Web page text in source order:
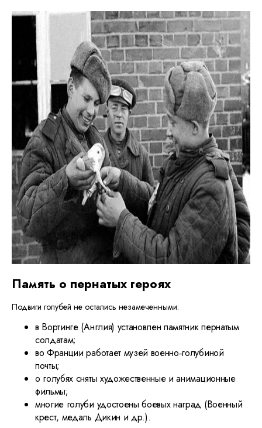
Память о пернатых героях
Подвиги голубей не остались незамеченными:
в Вортинге (Англия) установлен памятник пернатым
солдатам;
во Франции работает музей военно‑голубиной
почты;
о голубях сняты художественные и анимационные
фильмы;
многие голуби удостоены боевых наград (Военный
крест, медаль Дикин и др.).